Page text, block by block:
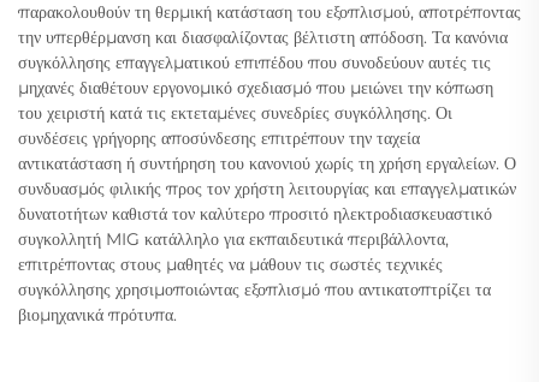
παρακολουθούν τη θερμική κατάσταση του εξοπλισμού, αποτρέποντας
την υπερθέρμανση και διασφαλίζοντας βέλτιστη απόδοση. Τα κανόνια
συγκόλλησης επαγγελματικού επιπέδου που συνοδεύουν αυτές τις
μηχανές διαθέτουν εργονομικό σχεδιασμό που μειώνει την κόπωση
του χειριστή κατά τις εκτεταμένες συνεδρίες συγκόλλησης. Οι
συνδέσεις γρήγορης αποσύνδεσης επιτρέπουν την ταχεία
αντικατάσταση ή συντήρηση του κανονιού χωρίς τη χρήση εργαλείων. Ο
συνδυασμός φιλικής προς τον χρήστη λειτουργίας και επαγγελματικών
δυνατοτήτων καθιστά τον καλύτερο προσιτό ηλεκτροδιασκευαστικό
συγκολλητή MIG κατάλληλο για εκπαιδευτικά περιβάλλοντα,
επιτρέποντας στους μαθητές να μάθουν τις σωστές τεχνικές
συγκόλλησης χρησιμοποιώντας εξοπλισμό που αντικατοπτρίζει τα
βιομηχανικά πρότυπα.